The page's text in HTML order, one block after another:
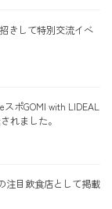
きして特別交流イベ
ポGOMI with LIDEAL
れました。
注目飲食店として掲載